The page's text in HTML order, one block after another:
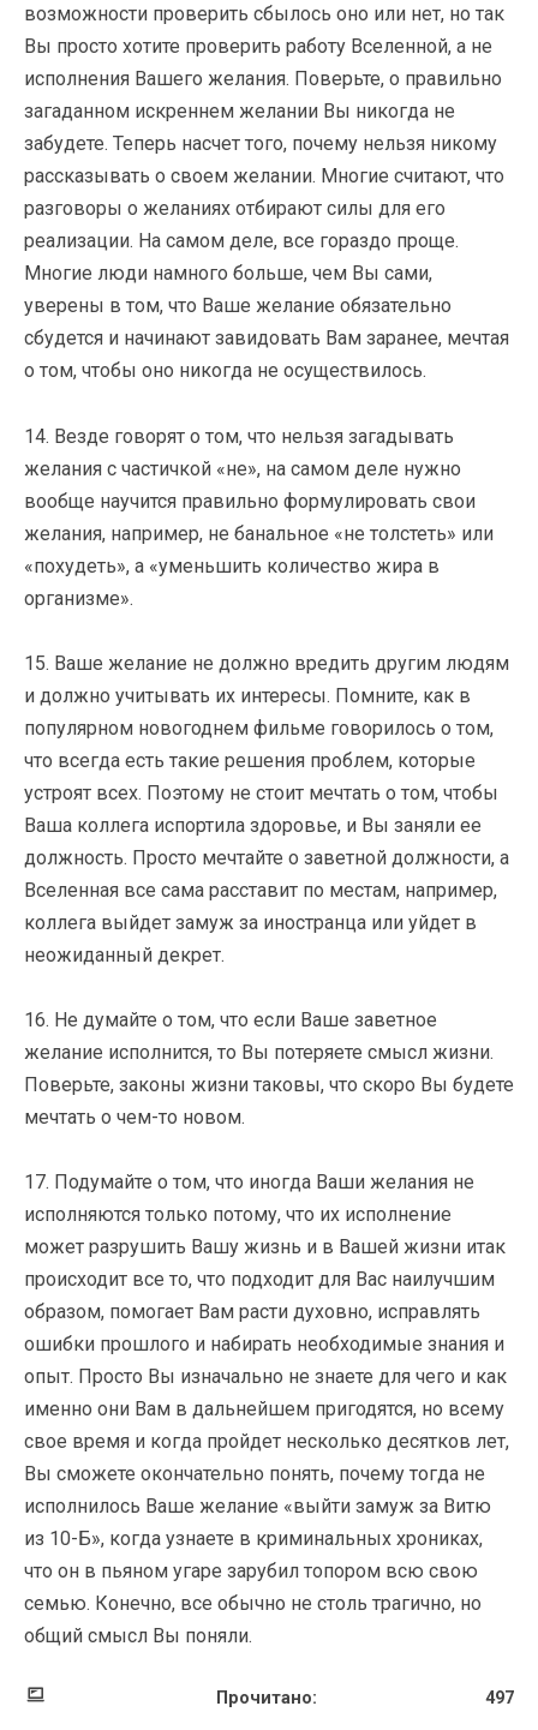
возможности проверить сбылось оно или нет, но так
Вы просто хотите проверить работу Вселенной, а не
исполнения Вашего желания. Поверьте, о правильно
загаданном искреннем желании Вы никогда не
забудете. Теперь насчет того, почему нельзя никому
рассказывать о своем желании. Многие считают, что
разговоры о желаниях отбирают силы для его
реализации. На самом деле, все гораздо проще.
Многие люди намного больше, чем Вы сами,
уверены в том, что Ваше желание обязательно
сбудется и начинают завидовать Вам заранее, мечтая
о том, чтобы оно никогда не осуществилось.
14. Везде говорят о том, что нельзя загадывать
желания с частичкой «не», на самом деле нужно
вообще научится правильно формулировать свои
желания, например, не банальное «не толстеть» или
«похудеть», а «уменьшить количество жира в
организме».
15. Ваше желание не должно вредить другим людям
и должно учитывать их интересы. Помните, как в
популярном новогоднем фильме говорилось о том,
что всегда есть такие решения проблем, которые
устроят всех. Поэтому не стоит мечтать о том, чтобы
Ваша коллега испортила здоровье, и Вы заняли ее
должность. Просто мечтайте о заветной должности, а
Вселенная все сама расставит по местам, например,
коллега выйдет замуж за иностранца или уйдет в
неожиданный декрет.
16. Не думайте о том, что если Ваше заветное
желание исполнится, то Вы потеряете смысл жизни.
Поверьте, законы жизни таковы, что скоро Вы будете
мечтать о чем-то новом.
17. Подумайте о том, что иногда Ваши желания не
исполняются только потому, что их исполнение
может разрушить Вашу жизнь и в Вашей жизни итак
происходит все то, что подходит для Вас наилучшим
образом, помогает Вам расти духовно, исправлять
ошибки прошлого и набирать необходимые знания и
опыт. Просто Вы изначально не знаете для чего и как
именно они Вам в дальнейшем пригодятся, но всему
свое время и когда пройдет несколько десятков лет,
Вы сможете окончательно понять, почему тогда не
исполнилось Ваше желание «выйти замуж за Витю
из 10-Б», когда узнаете в криминальных хрониках,
что он в пьяном угаре зарубил топором всю свою
семью. Конечно, все обычно не столь трагично, но
общий смысл Вы поняли.
Прочитано: 497